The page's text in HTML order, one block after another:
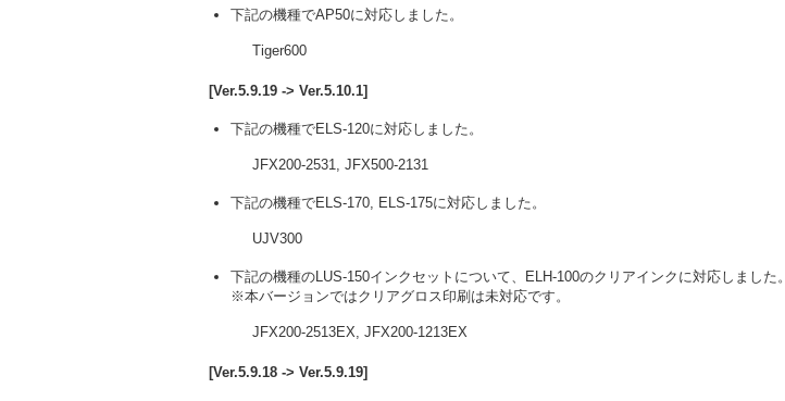
下記の機種でAP50に対応しました。
Tiger600
[Ver.5.9.19 -> Ver.5.10.1]
下記の機種でELS-120に対応しました。
JFX200-2531, JFX500-2131
下記の機種でELS-170, ELS-175に対応しました。
UJV300
下記の機種のLUS-150インクセットについて、ELH-100のクリアインクに対応しました。
※本バージョンではクリアグロス印刷は未対応です。
JFX200-2513EX, JFX200-1213EX
[Ver.5.9.18 -> Ver.5.9.19]